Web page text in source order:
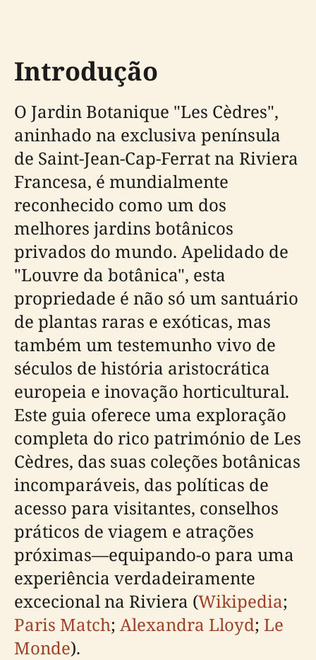
Introdução
O Jardin Botanique "Les Cèdres",
aninhado na exclusiva península
de Saint-Jean-Cap-Ferrat na Riviera
Francesa, é mundialmente
reconhecido como um dos
melhores jardins botânicos
privados do mundo. Apelidado de
"Louvre da botânica", esta
propriedade é não só um santuário
de plantas raras e exóticas, mas
também um testemunho vivo de
séculos de história aristocrática
europeia e inovação horticultural.
Este guia oferece uma exploração
completa do rico património de Les
Cèdres, das suas coleções botânicas
incomparáveis, das políticas de
acesso para visitantes, conselhos
práticos de viagem e atrações
próximas—equipando-o para uma
experiência verdadeiramente
excecional na Riviera (Wikipedia;
Paris Match; Alexandra Lloyd; Le
Monde).